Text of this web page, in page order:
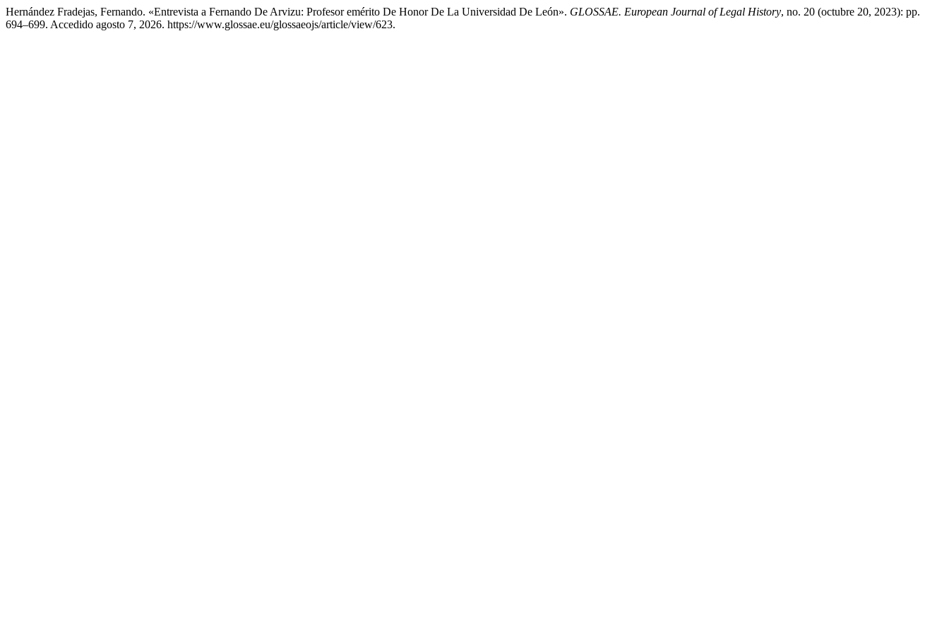
Hernández Fradejas, Fernando. «Entrevista a Fernando De Arvizu: Profesor emérito De Honor De La Universidad De León». GLOSSAE. European Journal of Legal History, no. 20 (octubre 20, 2023): pp.
694–699. Accedido agosto 7, 2026. https://www.glossae.eu/glossaeojs/article/view/623.